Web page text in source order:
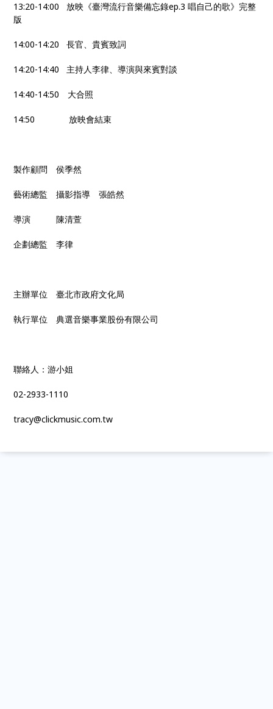
13:20-14:00 放映《臺灣流行音樂備忘錄ep.3 唱自己的歌》完整
版
14:00-14:20 長官、貴賓致詞
14:20-14:40 主持人李律、導演與來賓對談
14:40-14:50 大合照
14:50 放映會結束
製作顧問 侯季然
藝術總監 攝影指導 張皓然
導演 陳清萱
企劃總監 李律
主辦單位 臺北市政府文化局
執行單位 典選音樂事業股份有限公司
聯絡人：游小姐
02-2933-1110
tracy@clickmusic.com.tw